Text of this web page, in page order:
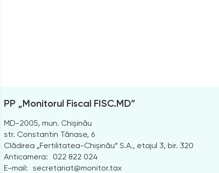
PP „Monitorul Fiscal FISC.MD”
MD-2005, mun. Chișinău
str. Constantin Tănase, 6
Clădirea „Fertilitatea-Chișinău” S.A., etajul 3, bir. 320
Anticamera:
022 822 024
E-mail: secretariat@monitor.tax